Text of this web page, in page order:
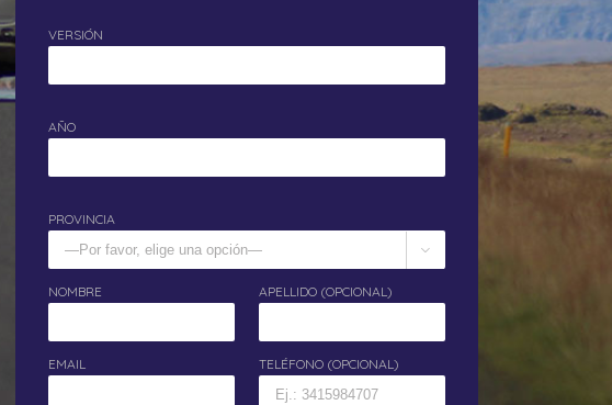
VERSIÓN
AÑO
PROVINCIA

NOMBRE APELLIDO (OPCIONAL)
EMAIL TELÉFONO (OPCIONAL)